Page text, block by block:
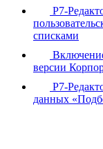
Р7-
списками
версии
Р7-
данных